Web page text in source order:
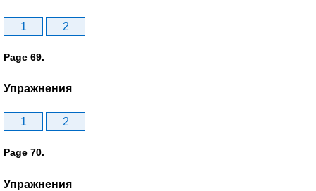
1 2
Page 69.
Упражнения
1 2
Page 70.
Упражнения